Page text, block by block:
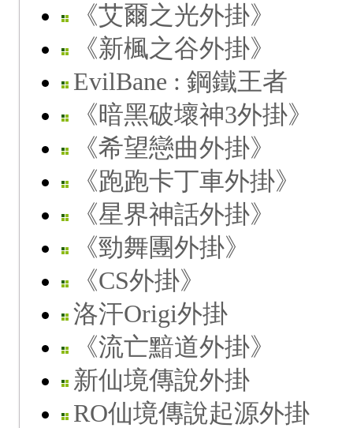
《艾爾之光外掛》
《新楓之谷外掛》
EvilBane : 鋼鐵王者
《暗黑破壞神3外掛》
《希望戀曲外掛》
《跑跑卡丁車外掛》
《星界神話外掛》
《勁舞團外掛》
《CS外掛》
洛汗Origi外掛
《流亡黯道外掛》
新仙境傳說外掛
RO仙境傳說起源外掛